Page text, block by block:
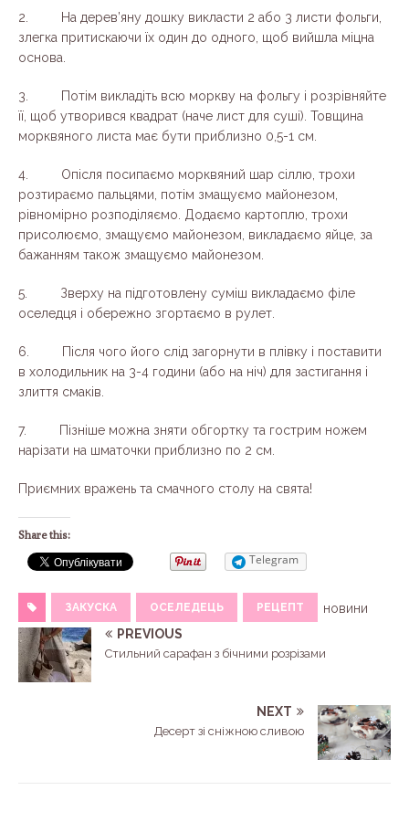
2. На дерев’яну дошку викласти 2 або 3 листи фольги,
злегка притискаючи їх один до одного, щоб вийшла міцна
основа.
3. Потім викладіть всю моркву на фольгу і розрівняйте
її, щоб утворився квадрат (наче лист для суші). Товщина
морквяного листа має бути приблизно 0,5-1 см.
4. Опісля посипаємо морквяний шар сіллю, трохи
розтираємо пальцями, потім змащуємо майонезом,
рівномірно розподіляємо. Додаємо картоплю, трохи
присолюємо, змащуємо майонезом, викладаємо яйце, за
бажанням також змащуємо майонезом.
5. Зверху на підготовлену суміш викладаємо філе
оселедця і обережно згортаємо в рулет.
6. Після чого його слід загорнути в плівку і поставити
в холодильник на 3-4 години (або на ніч) для застигання і
злиття смаків.
7. Пізніше можна зняти обгортку та гострим ножем
нарізати на шматочки приблизно по 2 см.
Приємних вражень та смачного столу на свята!
Share this:
Telegram
ЗАКУСКА ОСЕЛЕДЕЦЬ РЕЦЕПТ
новини
PREVIOUS
Стильний сарафан з бічними розрізами
NEXT
Десерт зі сніжною сливою